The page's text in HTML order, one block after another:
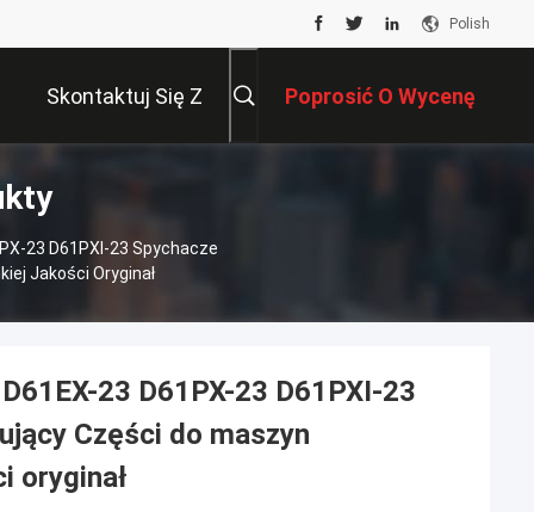
Polish
Skontaktuj Się Z Poprosić O Wycenę
23 D61PXI-23 Spychacze
Jakości Oryginał
23 D61PX-23 D61PXI-23
Części do maszyn
oryginał